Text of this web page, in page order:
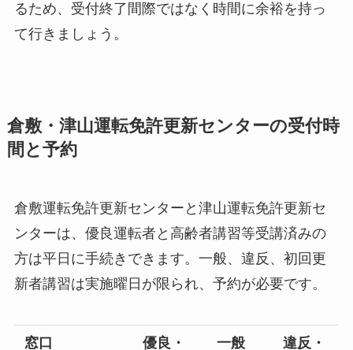
るため、受付終了間際ではなく時間に余裕を持っ
て行きましょう。
倉敷・津山運転免許更新センターの受付時
間と予約
倉敷運転免許更新センターと津山運転免許更新セ
ンターは、優良運転者と高齢者講習等受講済みの
方は平日に手続きできます。一般、違反、初回更
新者講習は実施曜日が限られ、予約が必要です。
窓口
優良・
一般
違反・